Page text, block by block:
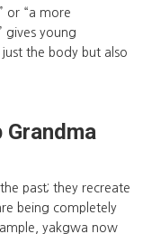
or “a more
gives young
the body but also
Grandma
past; they recreate
being completely
yakgwa now